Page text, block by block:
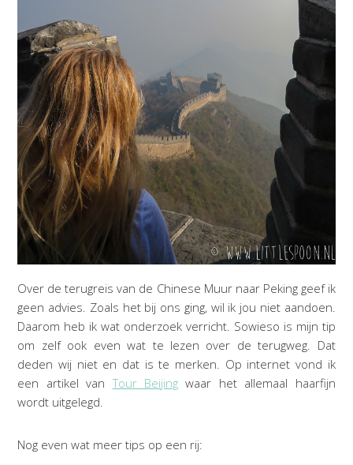
Over de terugreis van de Chinese Muur naar Peking geef ik
geen advies. Zoals het bij ons ging, wil ik jou niet aandoen.
Daarom heb ik wat onderzoek verricht. Sowieso is mijn tip
om zelf ook even wat te lezen over de terugweg. Dat
deden wij niet en dat is te merken. Op internet vond ik
een artikel vanTour Beijing waar het allemaal haarfijn
wordt uitgelegd.
Nog even wat meer tips op een rij: